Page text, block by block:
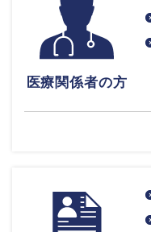
医療関係者の方